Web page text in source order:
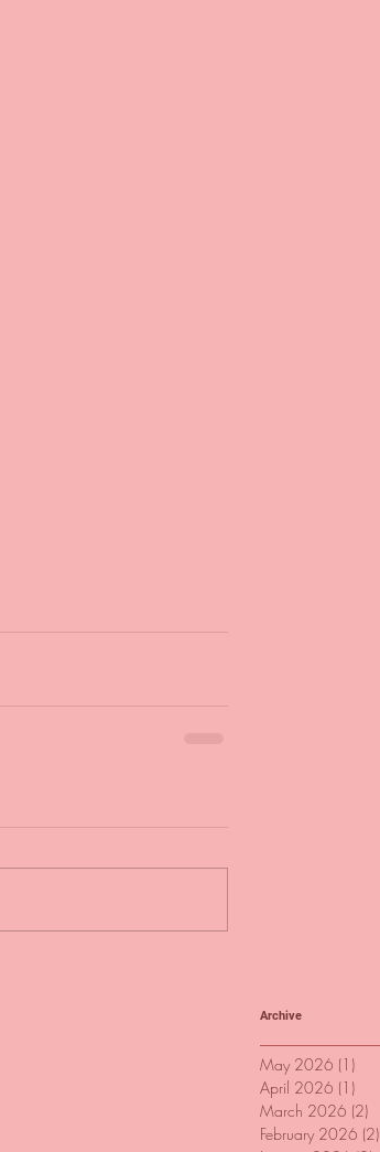
Archive
May 2026 (1)
April 2026 (1)
March 2026 (2)
February 2026 (2)